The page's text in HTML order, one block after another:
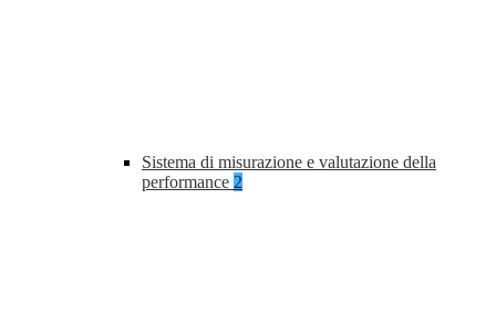
Sistema di misurazione e valutazione della
performance 2